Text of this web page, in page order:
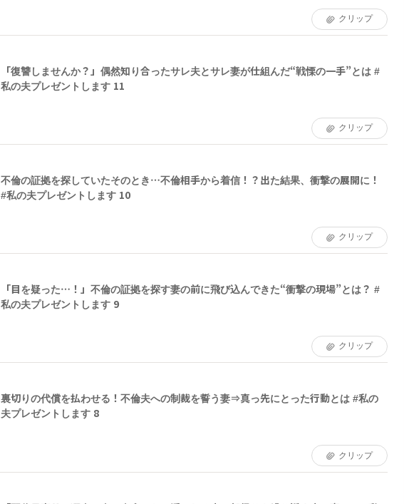
クリップ
「復讐しませんか？」偶然知り合ったサレ夫とサレ妻が仕組んだ“戦慄の一手”とは #
私の夫プレゼントします 11
クリップ
不倫の証拠を探していたそのとき…不倫相手から着信！？出た結果、衝撃の展開に！
#私の夫プレゼントします 10
クリップ
「目を疑った…！」不倫の証拠を探す妻の前に飛び込んできた“衝撃の現場”とは？ #
私の夫プレゼントします 9
クリップ
裏切りの代償を払わせる！不倫夫への制裁を誓う妻⇒真っ先にとった行動とは #私の
夫プレゼントします 8
クリップ